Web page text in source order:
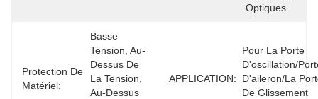
Optiques
Protection De
Matériel:
Basse
Tension, Au-
Dessus De
La Tension,
Au-Dessus
APPLICATION:
Pour La Porte
D'oscillation/
D'aileron/la
De Glissement